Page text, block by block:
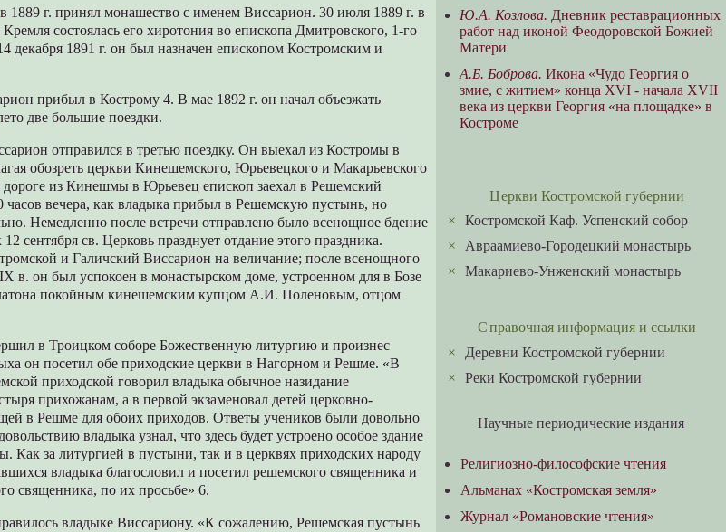
1889 г. принял монашество с именем Виссарион. 30 июля 1889 г. в
состоялась его хиротония во епископа Дмитровского, 1-го
декабря 1891 г. он был назначен епископом Костромским и
прибыл в Кострому 4. В мае 1892 г. он начал объезжать
две большие поездки.
отправился в третью поездку. Он выехал из Костромы в
обозреть церкви Кинешемского, Юрьевецкого и Макарьевского
дороге из Кинешмы в Юрьевец епископ заехал в Решемский
вечера, как владыка прибыл в Решемскую пустынь, но
Немедленно после встречи отправлено было всенощное бдение
сентября св. Церковь празднует отдание этого праздника.
и Галичский Виссарион на величание; после всенощного
в. он был успокоен в монастырском доме, устроенном для в Бозе
покойным кинешемским купцом А.И. Поленовым, отцом
в Троицком соборе Божественную литургию и произнес
он посетил обе приходские церкви в Нагорном и Решме. «В
приходской говорил владыка обычное назидание
прихожанам, а в первой экзаменовал детей церковно-
в Решме для обоих приходов. Ответы учеников были довольно
владыка узнал, что здесь будет устроено особое здание
Как за литургией в пустыни, так и в церквях приходских народу
владыка благословил и посетил решемского священника и
священника, по их просьбе» 6.
владыке Виссариону. «К сожалению, Решемская пустынь
Ю.А. Козлова. Дневник реставрационных
работ над иконой Феодоровской Божией
Матери
А.Б. Боброва. Икона «Чудо Георгия о
змие, с житием» конца XVI - начала XVII
века из церкви Георгия «на площадке» в
Костроме
Церкви Костромской губернии
×Костромской Каф. Успенский собор
Авраамиево-Городецкий монастырь
×Макариево-Унженский монастырь
Справочная информация и ссылки
Деревни Костромской губернии
×Реки Костромской губернии
Научные периодические издания
Религиозно-философские чтения
Альманах «Костромская земля»
Журнал «Романовские чтения»